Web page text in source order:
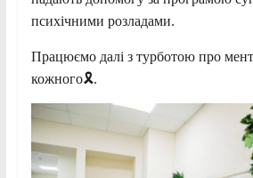
психічними розладами.
Працюємо далі з турботою про
кожного🎗.